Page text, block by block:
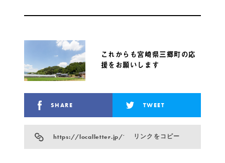
これからも宮崎県三郷町の応
援をお願いします
SHARE TWEET
https://localletter.jp/?p=766リンクをコピー